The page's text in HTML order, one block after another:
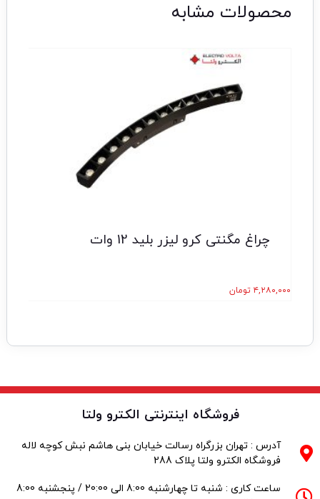
محصولات مشابه
چراغ مگنتی کرو لیزر بلید 12 وات
۴,۲۸۰,۰۰۰ تومان
فروشگاه اینترنتی الکترو ولتا
آدرس : تهران بزرگراه رسالت خیابان بنی هاشم نبش کوچه لاله
فروشگاه الکترو ولتا پلاک 288
ساعت کاری : شنبه تا چهارشنبه 8:00 الی 20:00 / پنجشنبه 8:00